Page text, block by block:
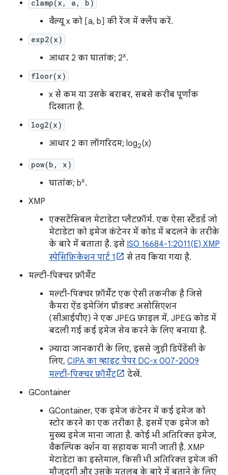
clamp(x, a, b)
वैल्यू x को [a, b] की रेंज में क्लैंप करें.
exp2(x)
आधार 2 का घातांक; 2x.
floor(x)
x से कम या उसके बराबर, सबसे करीब पूर्णांक
दिखाता है.
log2(x)
आधार 2 का लॉगरिदम; log2(x)
pow(b, x)
घातांक; bx.
XMP
एक्सटेंसिबल मेटाडेटा प्लैटफ़ॉर्म. एक ऐसा स्टैंडर्ड जो
मेटाडेटा को इमेज कंटेनर में कोड में बदलने के तरीके
के बारे में बताता है. इसे ISO 16684-1:2011(E) XMP
स्पेसिफ़िकेशन पार्ट 1
से तय किया गया है.
मल्टी-पिक्चर फ़ॉर्मैट
मल्टी-पिक्चर फ़ॉर्मैट एक ऐसी तकनीक है जिसे
कैमरा ऐंड इमेजिंग प्रॉडक्ट असोसिएशन
(सीआईपीए) ने एक JPEG फ़ाइल में, JPEG कोड में
बदली गई कई इमेज सेव करने के लिए बनाया है.
ज़्यादा जानकारी के लिए, इससे जुड़ी डिपेंडेंसी के
लिए, CIPA का व्हाइट पेपर DC-x 007-2009
मल्टी-पिक्चर फ़ॉर्मैट
देखें.
GContainer
GContainer, एक इमेज कंटेनर में कई इमेज को
स्टोर करने का एक तरीका है. इसमें एक इमेज को
मुख्य इमेज माना जाता है. कोई भी अतिरिक्त इमेज,
वैकल्पिक वर्शन या सहायक मानी जाती है. XMP
मेटाडेटा का इस्तेमाल, किसी भी अतिरिक्त इमेज की
मौजूदगी और उसके मतलब के बारे में बताने के लिए